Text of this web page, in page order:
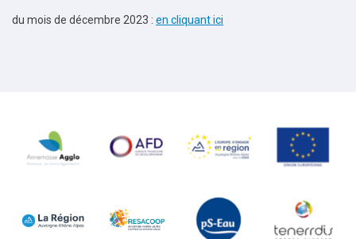
du mois de décembre 2023 : en cliquant ici